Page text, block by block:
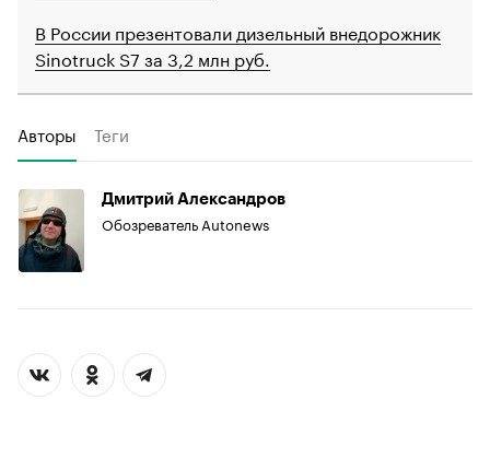
В России презентовали дизельный внедорожник
Sinotruck S7 за 3,2 млн руб.
Авторы Теги
Дмитрий Александров
Обозреватель Autonews